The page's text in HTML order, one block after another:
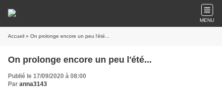
MENU
Accueil » On prolonge encore un peu l'été...
On prolonge encore un peu l'été...
Publié le 17/09/2020 à 08:00
Par anna3143